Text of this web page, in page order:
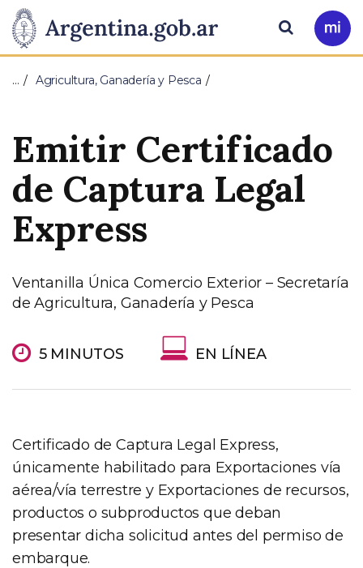
Presidencia
de
Nación
Pasar al contenido principal
Ir
a
Buscar
… Agricultura, Ganadería y Pesca
Emitir Certificado
de Captura Legal
Express
Ventanilla Única Comercio Exterior – Secretaría
de Agricultura, Ganadería y Pesca
5 MINUTOS EN LÍNEA
Certificado de Captura Legal Express,
únicamente habilitado para Exportaciones vía
aérea/vía terrestre y Exportaciones de recursos,
productos o subproductos que deban
presentar dicha solicitud antes del permiso de
embarque.